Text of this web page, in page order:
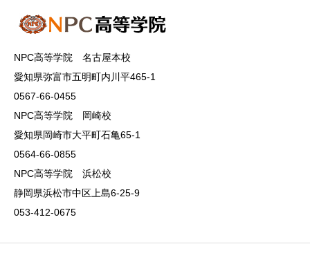
NPC高等学院 名古屋本校
愛知県弥富市五明町内川平465-1
0567-66-0455
NPC高等学院 岡崎校
愛知県岡崎市大平町石亀65-1
0564-66-0855
NPC高等学院 浜松校
静岡県浜松市中区上島6-25-9
053-412-0675